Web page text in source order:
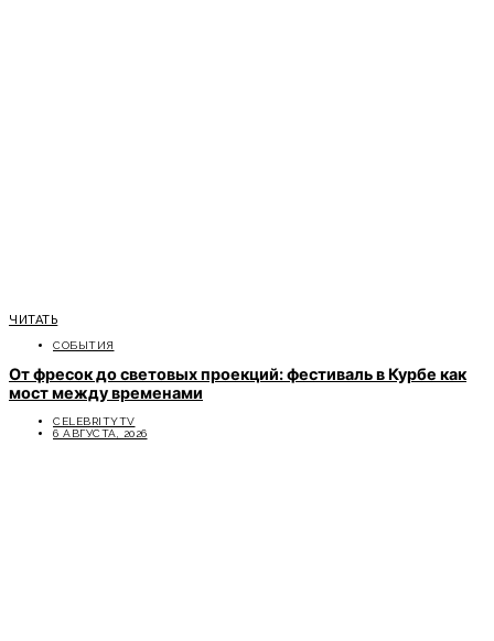
ЧИТАТЬ
СОБЫТИЯ
От фресок до световых проекций: фестиваль в Курбе как
мост между временами
CELEBRITYTV
6 АВГУСТА, 2026